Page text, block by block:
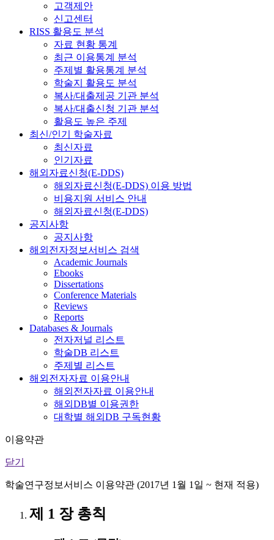
고객제안
신고센터
RISS 활용도 분석
자료 현황 통계
최근 이용통계 분석
주제별 활용통계 분석
학술지 활용도 분석
복사/대출제공 기관 분석
복사/대출신청 기관 분석
활용도 높은 주제
최신/인기 학술자료
최신자료
인기자료
해외자료신청(E-DDS)
해외자료신청(E-DDS) 이용 방법
비용지원 서비스 안내
해외자료신청(E-DDS)
공지사항
공지사항
해외전자정보서비스 검색
Academic Journals
Ebooks
Dissertations
Conference Materials
Reviews
Reports
Databases & Journals
전자저널 리스트
학술DB 리스트
주제별 리스트
해외전자자료 이용안내
해외전자자료 이용안내
해외DB별 이용권한
대학별 해외DB 구독현황
이용약관
닫기
학술연구정보서비스 이용약관 (2017년 1월 1일 ~ 현재 적용)
제 1 장 총칙